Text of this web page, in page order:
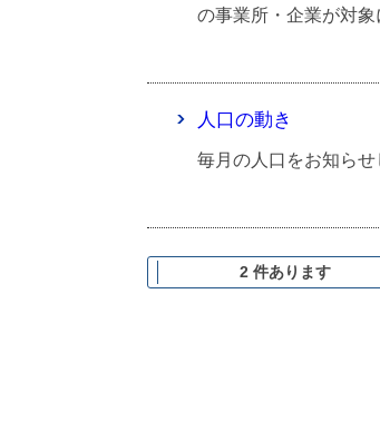
の事業所・企業が対
人口の動き
毎月の人口をお知らせ
2 件あります